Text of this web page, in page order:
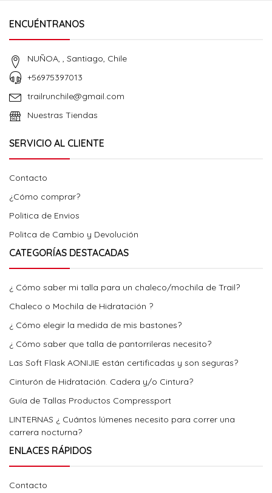
ENCUÉNTRANOS
NUÑOA, , Santiago, Chile
+56975397013
trailrunchile@gmail.com
Nuestras Tiendas
SERVICIO AL CLIENTE
Contacto
¿Cómo comprar?
Politica de Envios
Politca de Cambio y Devolución
CATEGORÍAS DESTACADAS
¿ Cómo saber mi talla para un chaleco/mochila de Trail?
Chaleco o Mochila de Hidratación ?
¿ Cómo elegir la medida de mis bastones?
¿ Cómo saber que talla de pantorrileras necesito?
Las Soft Flask AONIJIE están certificadas y son seguras?
Cinturón de Hidratación. Cadera y/o Cintura?
Guía de Tallas Productos Compressport
LINTERNAS ¿ Cuántos lúmenes necesito para correr una
carrera nocturna?
ENLACES RÁPIDOS
Contacto